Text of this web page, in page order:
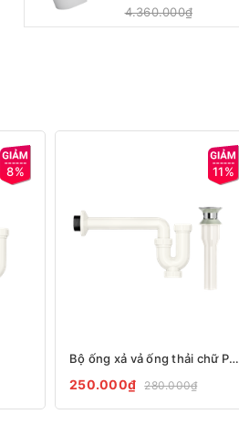
4.360.000₫
8% 11%
Bộ ống xả vả ống thải chữ P A-325PS
250.000₫ 280.000₫